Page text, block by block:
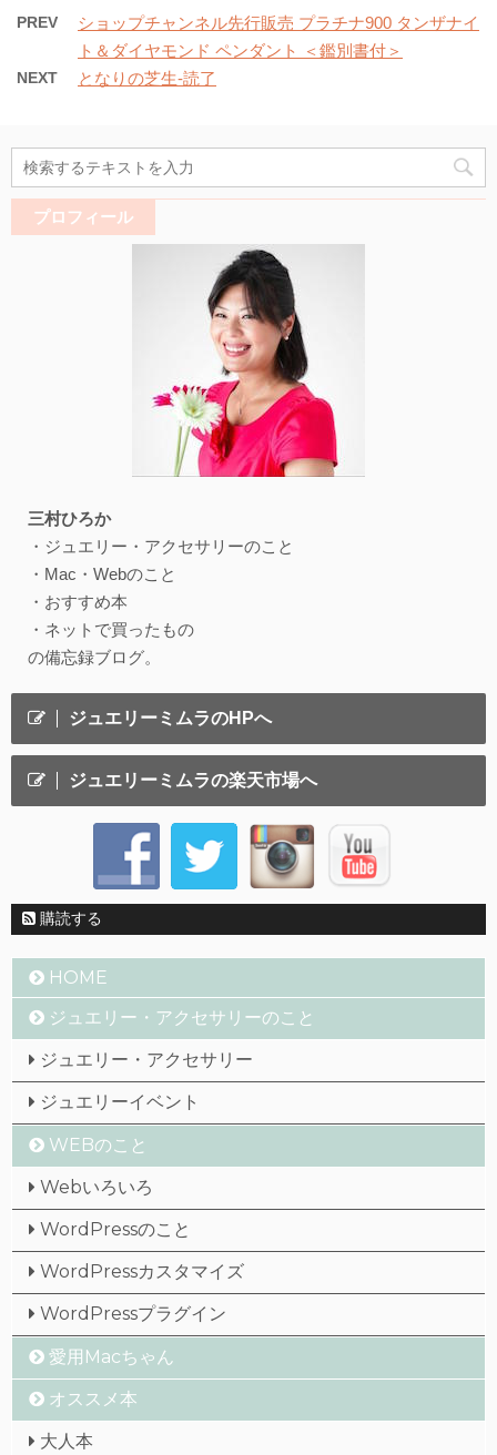
PREV
ショップチャンネル先行販売 プラチナ900 タンザナイ
ト＆ダイヤモンド ペンダント ＜鑑別書付＞
NEXT となりの芝生-読了
プロフィール
三村ひろか
・ジュエリー・アクセサリーのこと
・Mac・Webのこと
・おすすめ本
・ネットで買ったもの
の備忘録ブログ。
ジュエリーミムラのHPへ
ジュエリーミムラの楽天市場へ
購読する
HOME
ジュエリー・アクセサリーのこと
ジュエリー・アクセサリー
ジュエリーイベント
WEBのこと
Webいろいろ
WordPressのこと
WordPressカスタマイズ
WordPressプラグイン
愛用Macちゃん
オススメ本
大人本